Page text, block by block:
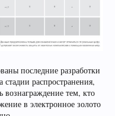
последние разработки
распространения,
вознаграждение тем, кто
в электронное золото